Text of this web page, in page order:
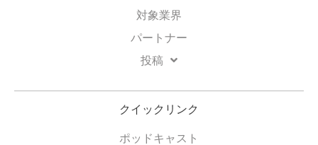
対象業界
パートナー
投稿
クイックリンク
ポッドキャスト